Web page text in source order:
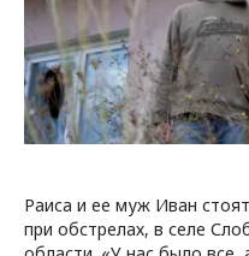
Раиса и ее муж Иван
при обстрелах, в селе